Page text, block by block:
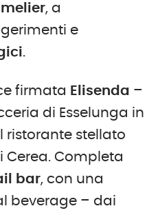
, a
e
.
firmata Elisenda –
di Esselunga in
ristorante stellato
Cerea. Completa
bar, con una
beverage – dai